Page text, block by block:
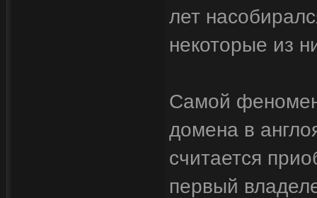
лет
некоторые из
Самой
домена в
считается
первый